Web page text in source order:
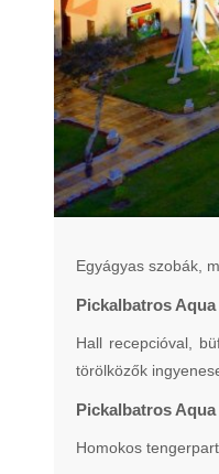
Egyágyas szobák,
Pickalbatros
Hall recepcióval,
törölközők
Pickalbatros
Homokos